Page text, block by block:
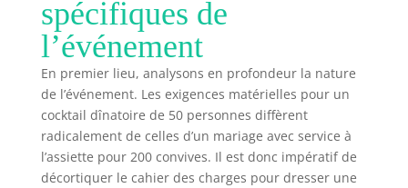
spécifiques de
l’événement
En premier lieu, analysons en profondeur la nature
de l’événement. Les exigences matérielles pour un
cocktail dînatoire de 50 personnes diffèrent
radicalement de celles d’un mariage avec service à
l’assiette pour 200 convives. Il est donc impératif de
décortiquer le cahier des charges pour dresser une